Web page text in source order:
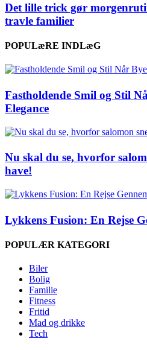
Det lille trick gør
travle familier
POPULæRE INDLæG
Fastholdende Smil og Stil
Elegance
Nu skal du se, hvorfor
have!
Lykkens Fusion: En Rejse
POPULÆR KATEGORI
Biler
Bolig
Familie
Fitness
Fritid
Mad og drikke
Tech